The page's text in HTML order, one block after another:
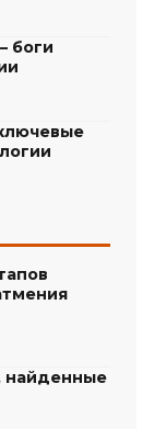
боги
найденные